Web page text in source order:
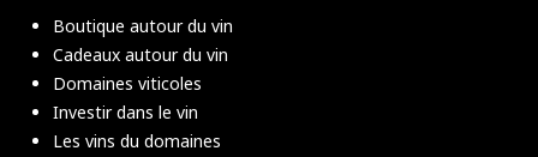
Boutique autour du vin
Cadeaux autour du vin
Domaines viticoles
Investir dans le vin
Les vins du domaines